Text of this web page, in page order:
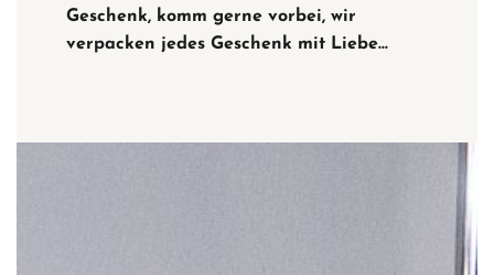
Geschenk, komm gerne vorbei, wir
verpacken jedes Geschenk mit Liebe…